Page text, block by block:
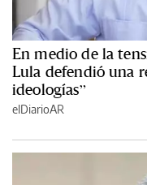
En medio de la
Lula defendió una
ideologías”
elDiarioAR